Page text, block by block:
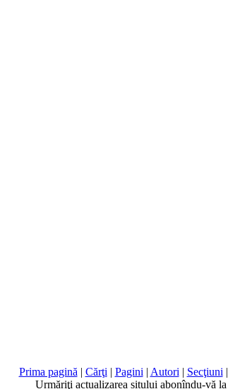
Prima pagină | Cărţi | Pagini | Autori | Secţiuni |
Urmăriţi actualizarea sitului abonîndu-vă la